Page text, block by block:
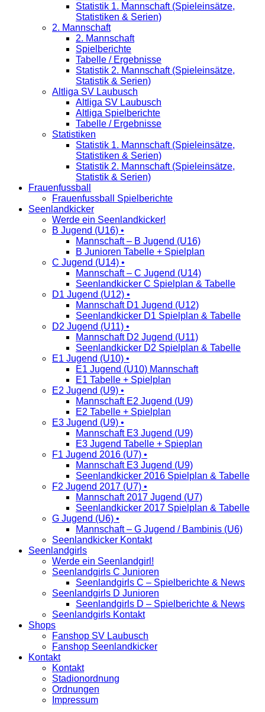
Statistik 1. Mannschaft (Spieleinsätze,
Statistiken & Serien)
2. Mannschaft
2. Mannschaft
Spielberichte
Tabelle / Ergebnisse
Statistik 2. Mannschaft (Spieleinsätze,
Statistik & Serien)
Altliga SV Laubusch
Altliga SV Laubusch
Altliga Spielberichte
Tabelle / Ergebnisse
Statistiken
Statistik 1. Mannschaft (Spieleinsätze,
Statistiken & Serien)
Statistik 2. Mannschaft (Spieleinsätze,
Statistik & Serien)
Frauenfussball
Frauenfussball Spielberichte
Seenlandkicker
Werde ein Seenlandkicker!
B Jugend (U16) •
Mannschaft – B Jugend (U16)
B Junioren Tabelle + Spielplan
C Jugend (U14) •
Mannschaft – C Jugend (U14)
Seenlandkicker C Spielplan & Tabelle
D1 Jugend (U12) •
Mannschaft D1 Jugend (U12)
Seenlandkicker D1 Spielplan & Tabelle
D2 Jugend (U11) •
Mannschaft D2 Jugend (U11)
Seenlandkicker D2 Spielplan & Tabelle
E1 Jugend (U10) •
E1 Jugend (U10) Mannschaft
E1 Tabelle + Spielplan
E2 Jugend (U9) •
Mannschaft E2 Jugend (U9)
E2 Tabelle + Spielplan
E3 Jugend (U9) •
Mannschaft E3 Jugend (U9)
E3 Jugend Tabelle + Spieplan
F1 Jugend 2016 (U7) •
Mannschaft E3 Jugend (U9)
Seenlandkicker 2016 Spielplan & Tabelle
F2 Jugend 2017 (U7) •
Mannschaft 2017 Jugend (U7)
Seenlandkicker 2017 Spielplan & Tabelle
G Jugend (U6) •
Mannschaft – G Jugend / Bambinis (U6)
Seenlandkicker Kontakt
Seenlandgirls
Werde ein Seenlandgirl!
Seenlandgirls C Junioren
Seenlandgirls C – Spielberichte & News
Seenlandgirls D Junioren
Seenlandgirls D – Spielberichte & News
Seenlandgirls Kontakt
Shops
Fanshop SV Laubusch
Fanshop Seenlandkicker
Kontakt
Kontakt
Stadionordnung
Ordnungen
Impressum